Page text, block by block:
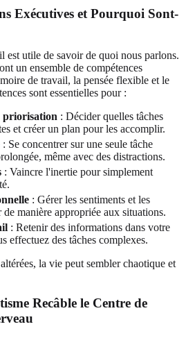
Exécutives et Pourquoi Sont-
est utile de savoir de quoi nous parlons.
un ensemble de compétences
de travail, la pensée flexible et le
sont essentielles pour :
priorisation : Décider quelles tâches
et créer un plan pour les accomplir.
: Se concentrer sur une seule tâche
même avec des distractions.
: Vaincre l'inertie pour simplement
: Gérer les sentiments et les
manière appropriée aux situations.
: Retenir des informations dans votre
effectuez des tâches complexes.
la vie peut sembler chaotique et
Recâble le Centre de